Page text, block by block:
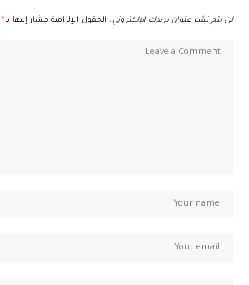
لن يتم نشر عنوان بريدك الإلكتروني. الحقول الإلزامية مشار إليها بـ *